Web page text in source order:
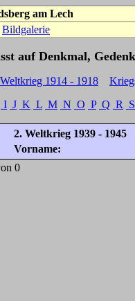
am Lech
Bildgalerie
auf Denkmal,
1914 - 1918
I J K L M N O P Q R S
2. Weltkrieg 1939 - 1945
Vorname:
0